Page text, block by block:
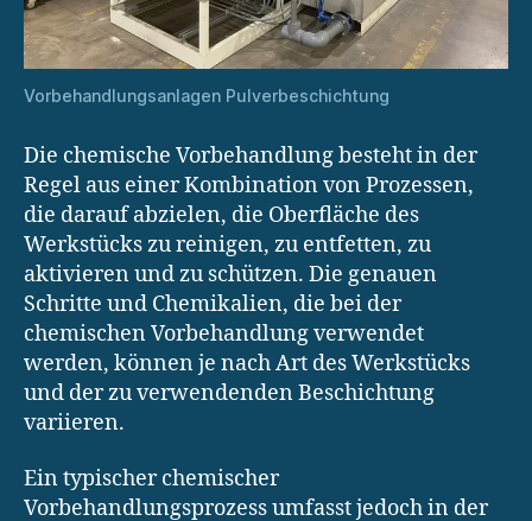
Vorbehandlungsanlagen Pulverbeschichtung
Die chemische Vorbehandlung besteht in der
Regel aus einer Kombination von Prozessen,
die darauf abzielen, die Oberfläche des
Werkstücks zu reinigen, zu entfetten, zu
aktivieren und zu schützen. Die genauen
Schritte und Chemikalien, die bei der
chemischen Vorbehandlung verwendet
werden, können je nach Art des Werkstücks
und der zu verwendenden Beschichtung
variieren.
Ein typischer chemischer
Vorbehandlungsprozess umfasst jedoch in der